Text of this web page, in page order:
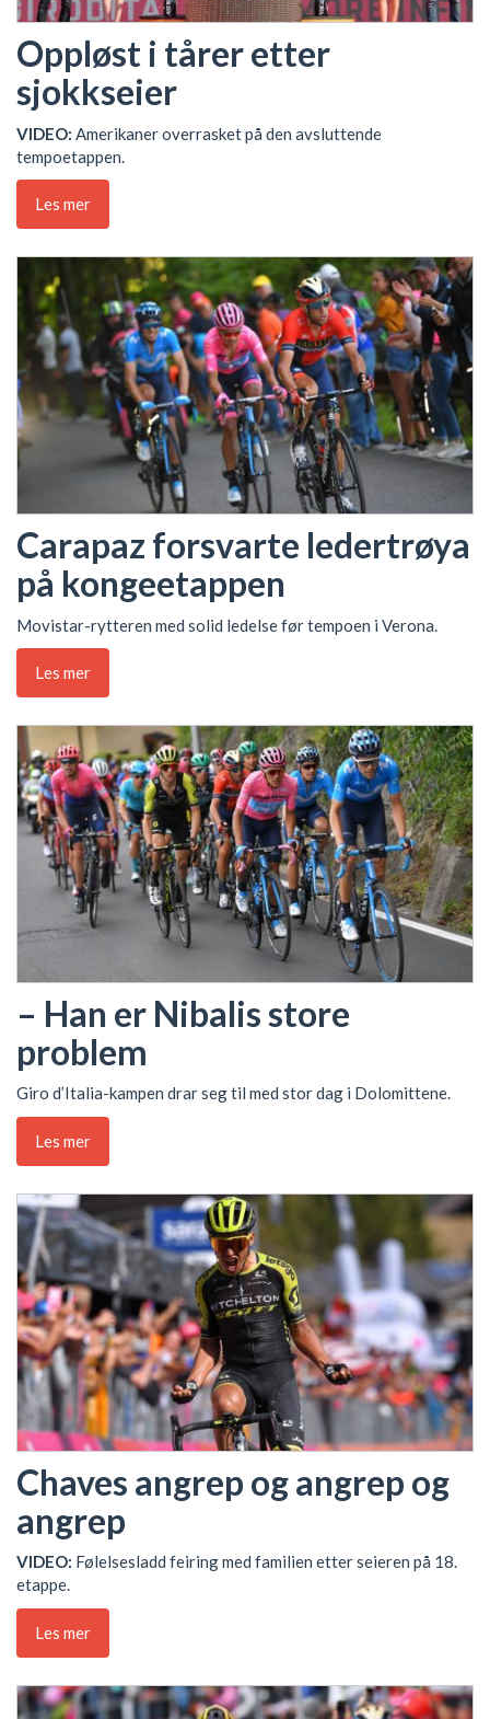
Oppløst i tårer etter
sjokkseier
VIDEO: Amerikaner overrasket på den avsluttende
tempoetappen.
Les mer
Carapaz forsvarte ledertrøya
på kongeetappen
Movistar-rytteren med solid ledelse før tempoen i Verona.
Les mer
– Han er Nibalis store
problem
Giro d’Italia-kampen drar seg til med stor dag i Dolomittene.
Les mer
Chaves angrep og angrep og
angrep
VIDEO: Følelsesladd feiring med familien etter seieren på 18.
etappe.
Les mer